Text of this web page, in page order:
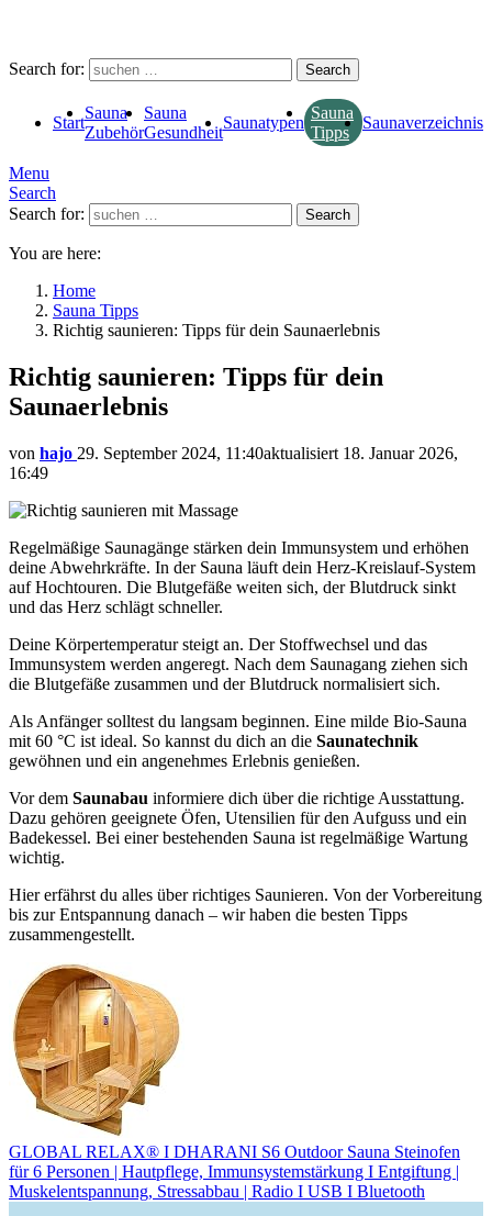
Search for: Search
Start
Sauna
Zubehör
Sauna
Gesundheit
Saunatypen Sauna
Tipps
Saunaverzeichnis
Menu
Search
Search for:
Search
You are here:
Home
Sauna Tipps
Richtig saunieren: Tipps für dein Saunaerlebnis
Richtig saunieren: Tipps für dein
Saunaerlebnis
von hajo 29. September 2024, 11:40aktualisiert 18. Januar 2026,
16:49
Regelmäßige Saunagänge stärken dein Immunsystem und erhöhen
deine Abwehrkräfte. In der Sauna läuft dein Herz-Kreislauf-System
auf Hochtouren. Die Blutgefäße weiten sich, der Blutdruck sinkt
und das Herz schlägt schneller.
Deine Körpertemperatur steigt an. Der Stoffwechsel und das
Immunsystem werden angeregt. Nach dem Saunagang ziehen sich
die Blutgefäße zusammen und der Blutdruck normalisiert sich.
Als Anfänger solltest du langsam beginnen. Eine milde Bio-Sauna
mit 60 °C ist ideal. So kannst du dich an die Saunatechnik
gewöhnen und ein angenehmes Erlebnis genießen.
Vor dem Saunabau informiere dich über die richtige Ausstattung.
Dazu gehören geeignete Öfen, Utensilien für den Aufguss und ein
Badekessel. Bei einer bestehenden Sauna ist regelmäßige Wartung
wichtig.
Hier erfährst du alles über richtiges Saunieren. Von der Vorbereitung
bis zur Entspannung danach – wir haben die besten Tipps
zusammengestellt.
GLOBAL RELAX® I DHARANI S6 Outdoor Sauna Steinofen
für 6 Personen | Hautpflege, Immunsystemstärkung I Entgiftung |
Muskelentspannung, Stressabbau | Radio I USB I Bluetooth